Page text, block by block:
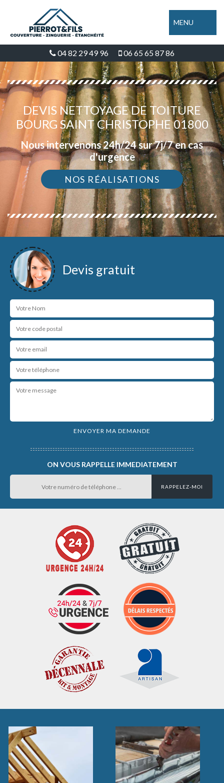
MENU
04 82 29 49 96 06 65 65 87 86
DEVIS NETTOYAGE DE TOITURE
BOURG SAINT CHRISTOPHE 01800
Nous intervenons 24h/24 sur 7j/7 en cas
d'urgence
NOS RÉALISATIONS
Devis gratuit
ON VOUS RAPPELLE IMMEDIATEMENT